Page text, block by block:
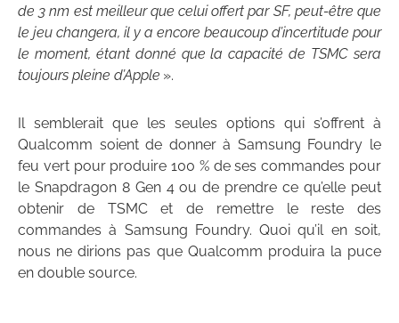
de 3 nm est meilleur que celui offert par SF, peut-être que
le jeu changera, il y a encore beaucoup d’incertitude pour
le moment, étant donné que la capacité de TSMC sera
toujours pleine d’Apple ».
Il semblerait que les seules options qui s’offrent à
Qualcomm soient de donner à Samsung Foundry le
feu vert pour produire 100 % de ses commandes pour
le Snapdragon 8 Gen 4 ou de prendre ce qu’elle peut
obtenir de TSMC et de remettre le reste des
commandes à Samsung Foundry. Quoi qu’il en soit,
nous ne dirions pas que Qualcomm produira la puce
en double source.